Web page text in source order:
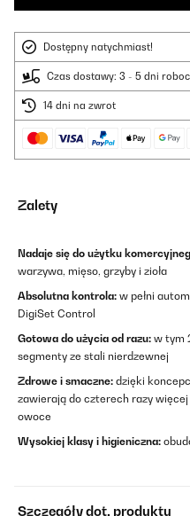
Dostępny natychmiast!
Czas dostawy: 3 - 5 dni
14 dni na zwrot
Zalety
Nadaje się do użytku
warzywa, mięso, grzyby i zioła
Absolutna kontrola: w pełni
DigiSet Control
Gotowa do użycia od razu: w tym
segmenty ze stali nierdzewnej
Zdrowe i smaczne: dzięki
zawierają do czterech razy
owoce
Wysokiej klasy i higieniczna:
Szczegóły dot. produktu